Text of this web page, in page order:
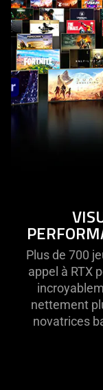
Plus de 700
appel à RTX
nettement
novatrices